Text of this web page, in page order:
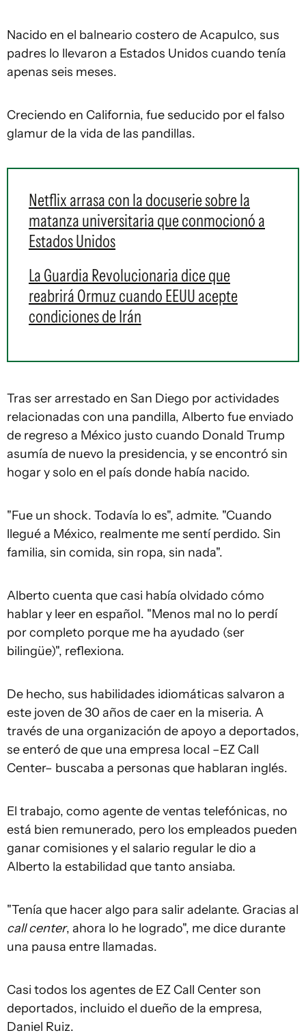
Nacido en el balneario costero de Acapulco, sus
padres lo llevaron a Estados Unidos cuando tenía
apenas seis meses.
Creciendo en California, fue seducido por el falso
glamur de la vida de las pandillas.
Netflix arrasa con la docuserie sobre la
matanza universitaria que conmocionó a
Estados Unidos
La Guardia Revolucionaria dice que
reabrirá Ormuz cuando EEUU acepte
condiciones de Irán
Tras ser arrestado en San Diego por actividades
relacionadas con una pandilla, Alberto fue enviado
de regreso a México justo cuando Donald Trump
asumía de nuevo la presidencia, y se encontró sin
hogar y solo en el país donde había nacido.
"Fue un shock. Todavía lo es", admite. "Cuando
llegué a México, realmente me sentí perdido. Sin
familia, sin comida, sin ropa, sin nada".
Alberto cuenta que casi había olvidado cómo
hablar y leer en español. "Menos mal no lo perdí
por completo porque me ha ayudado (ser
bilingüe)", reflexiona.
De hecho, sus habilidades idiomáticas salvaron a
este joven de 30 años de caer en la miseria. A
través de una organización de apoyo a deportados,
se enteró de que una empresa local –EZ Call
Center– buscaba a personas que hablaran inglés.
El trabajo, como agente de ventas telefónicas, no
está bien remunerado, pero los empleados pueden
ganar comisiones y el salario regular le dio a
Alberto la estabilidad que tanto ansiaba.
"Tenía que hacer algo para salir adelante. Gracias al
call center, ahora lo he logrado", me dice durante
una pausa entre llamadas.
Casi todos los agentes de EZ Call Center son
deportados, incluido el dueño de la empresa,
Daniel Ruiz.